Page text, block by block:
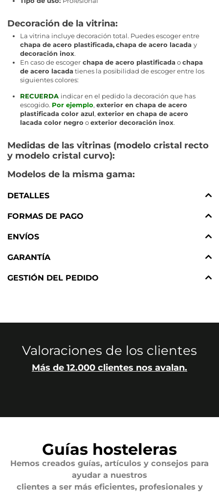
Decoración de la vitrina:
La vitrina incluye decoración total. Puedes escoger entre
chapa de acero plastificada,chapa de acero lacada y
decoración inox.
En caso de escoger chapa de acero plastificadaochapa
de acero lacadatienes la posibilidad de escoger entre los
siguientes colores:
RECUERDA indicar en el pedido la decoración que has
escogido. Por ejemplo, exterior en chapa de acero
plastificada color azul, exterior en chapa de acero
lacada color negro oexterior decoración inox.
Medidas de las vitrinas (modelo cristal recto
y modelo cristal curvo):
Modelos de la misma gama:
DETALLES
FORMAS DE PAGO
ENVÍOS
GARANTÍA
GESTIÓN DEL PEDIDO
Valoraciones de los clientes
Más de 12.000 clientes nos avalan.
Guías hosteleras
Hemos creados guías, artículos y consejos para
ayudar a nuestros
clientes a ser más eficientes, profesionales y